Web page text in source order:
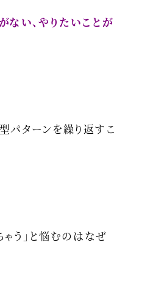
ない、やりたいことが
パターンを繰り返すこ
ゃう」と悩むのはなぜ